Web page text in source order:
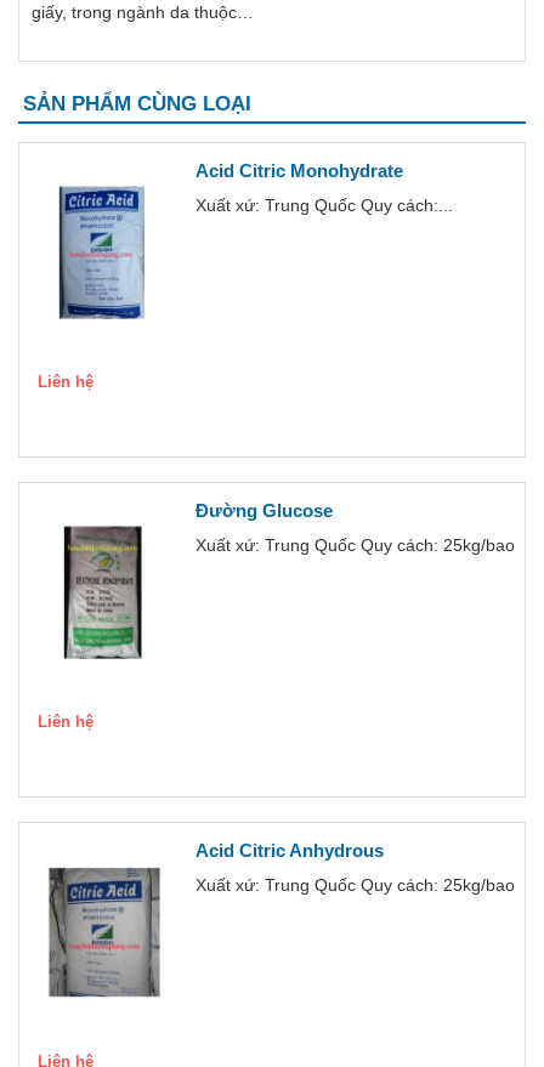
giấy, trong ngành da thuộc…
SẢN PHẨM CÙNG LOẠI
Acid Citric Monohydrate
Xuất xứ: Trung Quốc Quy cách:...
Liên hệ
Đường Glucose
Xuất xứ: Trung Quốc Quy cách: 25kg/bao
Liên hệ
Acid Citric Anhydrous
Xuất xứ: Trung Quốc Quy cách: 25kg/bao
Liên hệ